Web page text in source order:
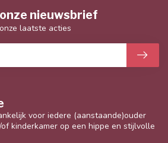
voor iedere (aanstaande)ouder
kinderkamer op een hippe en stijlvolle
nieuwsbrief
laatste acties